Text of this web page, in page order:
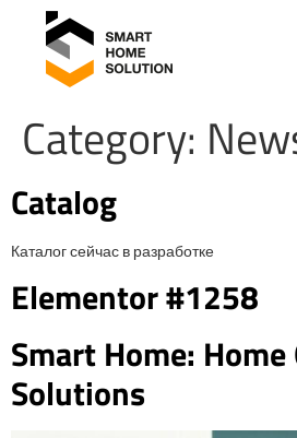
Category:
Catalog
Каталог сейчас в разработке
Elementor #1258
Smart Home:
Solutions